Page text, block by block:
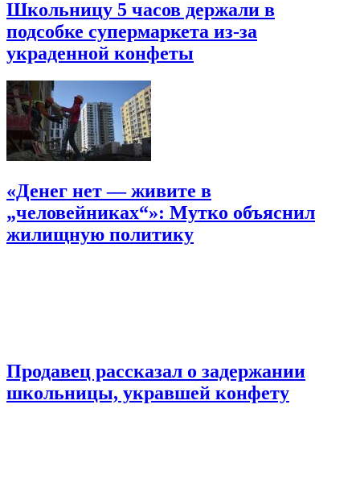
Школьницу 5 часов держали в
подсобке супермаркета из-за
украденной конфеты
«Денег нет — живите в
„человейниках“»: Мутко объяснил
жилищную политику
Продавец рассказал о задержании
школьницы, укравшей конфету